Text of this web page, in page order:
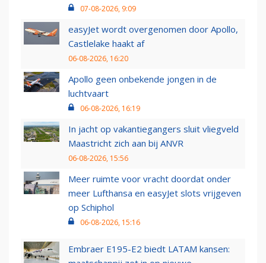
07-08-2026, 9:09
easyJet wordt overgenomen door Apollo,
Castlelake haakt af
06-08-2026, 16:20
Apollo geen onbekende jongen in de
luchtvaart
06-08-2026, 16:19
In jacht op vakantiegangers sluit vliegveld
Maastricht zich aan bij ANVR
06-08-2026, 15:56
Meer ruimte voor vracht doordat onder
meer Lufthansa en easyJet slots vrijgeven
op Schiphol
06-08-2026, 15:16
Embraer E195-E2 biedt LATAM kansen: